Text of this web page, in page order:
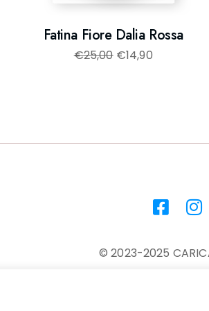
Fatina Fiore Dalia Rossa
€25,00 €14,90
© 2023-2025